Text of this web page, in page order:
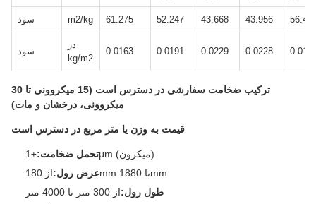
سود m2/kg 61.275 52.247 43.668 43.956
سود
در
kg/m2
0.0163 0.0191 0.0229 0.0228
ترکیب ضخامت سفارشی در دسترس است (15 میکروونی تا 30
میکروونی، درخشان و مات)
قیمت به وزن یا متر مربع در دسترس است
تحمل ضخامت:
±1μm (میکرون)
عرض رول:
از 180mm تا 1880mm
طول رول:از 300 متر تا 4000 متر